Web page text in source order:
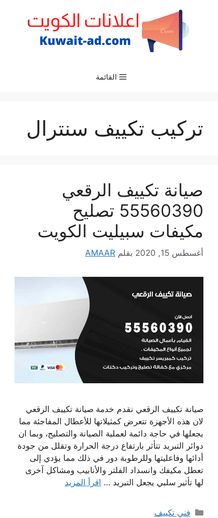
القائمة
تركيب تكييف سنترال
صيانة تكييف الرقعي
55560390 تصليح
مكيفات سبيليت الكويت
أغسطس 15, 2020 بقلم AMAAR
صيانة تكييف الرقعي نقدم خدمة صيانة تكييف الرقعي
لان هذه الأجهزة تتعرض كمثيلاتها للأعطال المفاجئة مما
يجعلها في حاجة دائمة لعملية الصيانة والتصليح، وبما ان
دوائر التبريد تتأثر بارتفاع درجة الحرارة وتقلل من جودة
أدائها وفاعليتها وللرطوبة دور في ذلك مما يؤدي إلى
تعطل مكيفك وانسداد الفلتر والأنابيب ومشاكل آخرى
لها تأثير سلبي يجعل التبريد … اقرأ المزيد
التصنيفات
فني تكييف